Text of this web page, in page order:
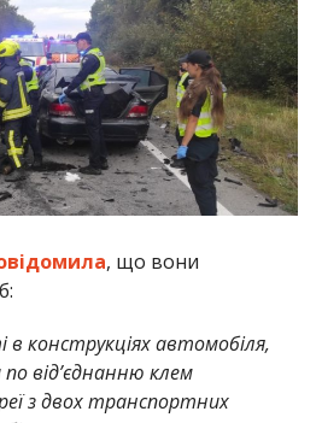
, що вони
в конструкціях автомобіля,
від’єднанню клем
з двох транспортних